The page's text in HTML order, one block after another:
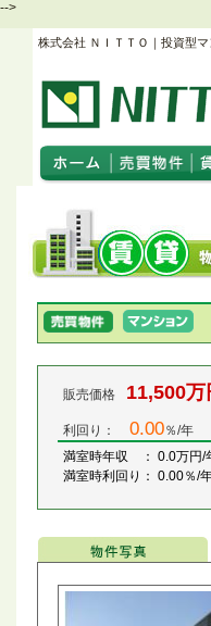
-->
株式会社 ＮＩＴＴＯ｜投資型
販売価格 11,500万
利回り： 0.00％/年
満室時年収 ： 0.0万円/
満室時利回り： 0.00％/